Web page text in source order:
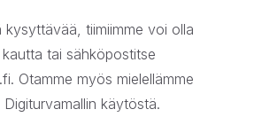
kysyttävää, tiimiimme voi olla
tai sähköpostitse
Otamme myös mielellämme
käytöstä.